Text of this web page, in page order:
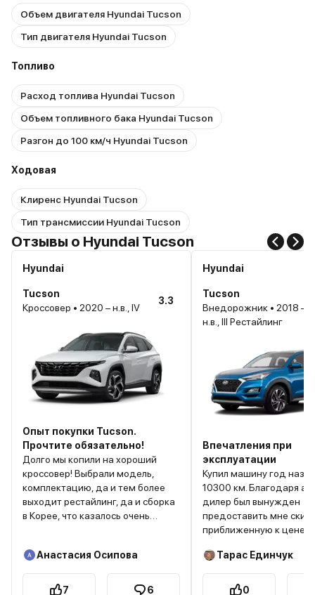
Объем двигателя Hyundai Tucson
Тип двигателя Hyundai Tucson
Топливо
Расход топлива Hyundai Tucson
Объем топливного бака Hyundai Tucson
Разгон до 100 км/ч Hyundai Tucson
Ходовая
Клиренс Hyundai Tucson
Тип трансмиссии Hyundai Tucson
Отзывы о Hyundai Tucson
Hyundai
Tucson
Кроссовер • 2020 – н.в., IV
3.3
Опыт покупки Tucson.
Прочтите обязательно!
Долго мы копили на хороший
кроссовер! Выбрали модель,
комплектацию, да и тем более
выходит рестайлинг, да и сборка
в Корее, что казалось очень
02.07.2021, пригнали домой, на
следующий день покатались по
городу, для опыта и отработки
Анастасия Осипова
7 6
Hyundai
Tucson
Внедорожник • 2018 –
н.в., III Рестайлинг
Впечатления при
эксплуатации
Купил машину год
10300 км. Благодаря
дилер был вынужден
предоставить мне
приближенную к цене
листом минус 300000!
Тарас Единчук
0